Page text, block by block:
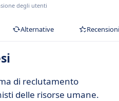
degli utenti
Alternative Recensioni
di reclutamento
delle risorse umane.